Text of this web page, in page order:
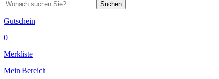
Suchen
Gutschein
0
Merkliste
Mein Bereich